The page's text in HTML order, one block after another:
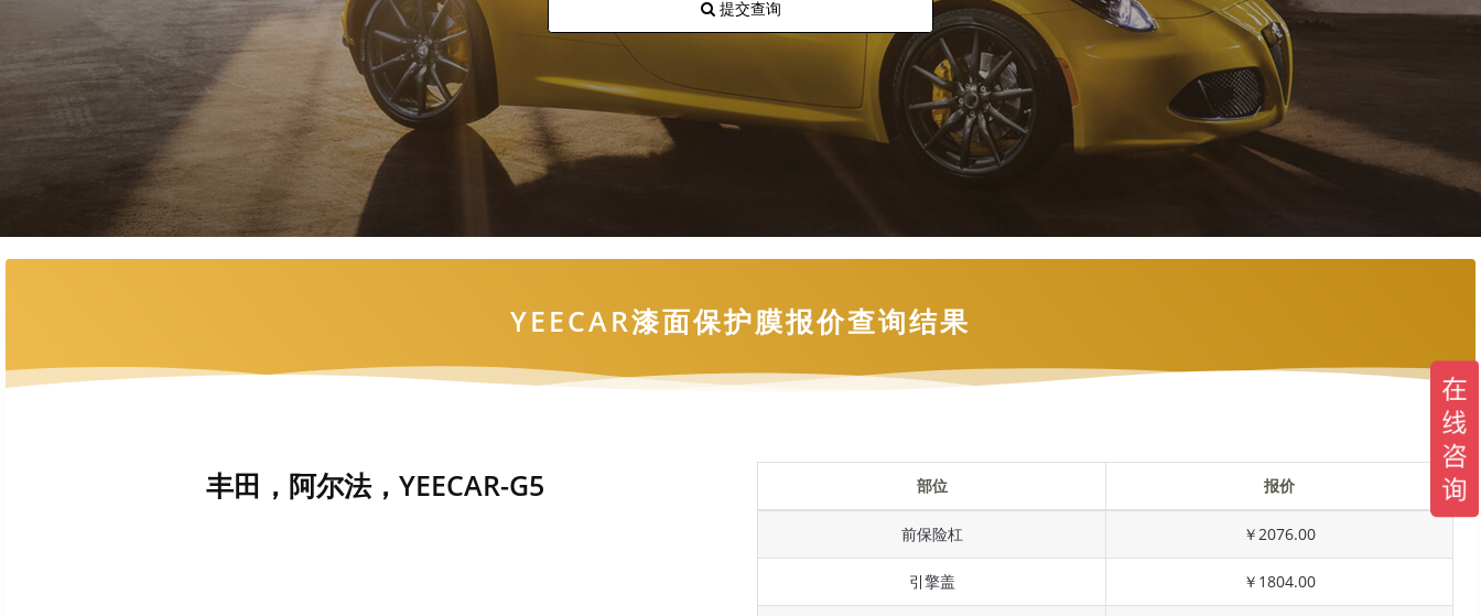
提交查询
YEECAR漆面保护膜报价查询结果
丰田，阿尔法，YEECAR-G5 部位 报价
前保险杠 ￥2076.00
引擎盖 ￥1804.00